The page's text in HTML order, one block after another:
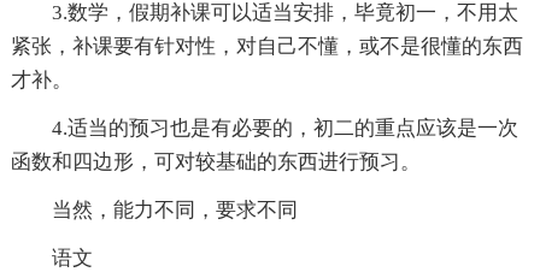
3.数学，假期补课可以适当安排，毕竟初一，不用太
紧张，补课要有针对性，对自己不懂，或不是很懂的东西
才补。
4.适当的预习也是有必要的，初二的重点应该是一次
函数和四边形，可对较基础的东西进行预习。
当然，能力不同，要求不同
语文